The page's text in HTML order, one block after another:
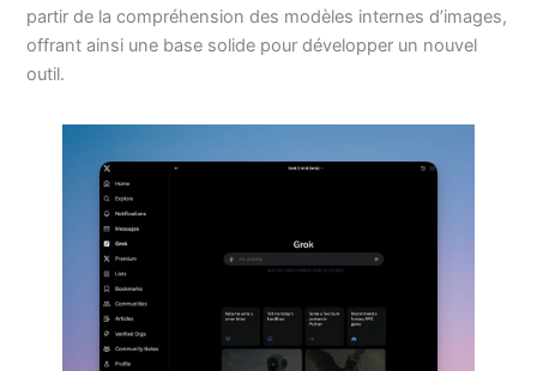
partir de la compréhension des modèles internes d’images,
offrant ainsi une base solide pour développer un nouvel
outil.